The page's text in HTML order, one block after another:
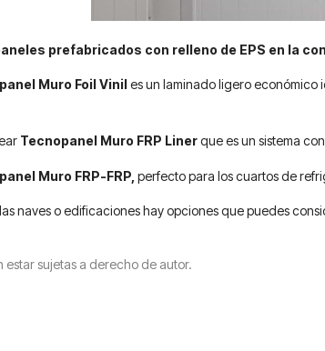
prefabricados con relleno de EPS en la
Muro Foil Viniles un laminado ligero económico
Tecnopanel Muro FRP Linerque es un sistema
Muro FRP-FRP, perfecto para los cuartos de
naves o edificaciones hay opciones que puedes
estar sujetas a derecho de autor.